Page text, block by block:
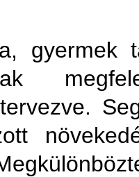
gyermek